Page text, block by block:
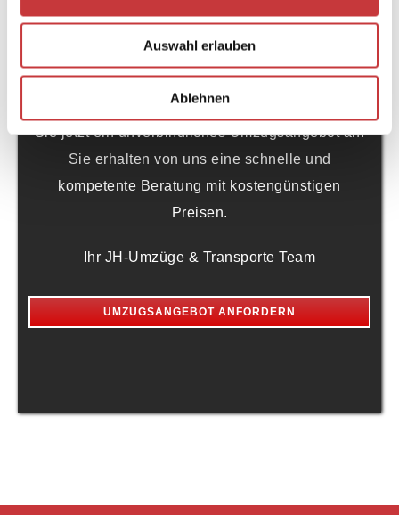
Auswahl erlauben
Ablehnen
Wir sind der richtige Ansprechspartner für Umzüge
in Halle und Umgebung, wir bieten Ihnen unsere
Leistungen Deutschland- und Europaweit! Fordern
Sie jetzt ein unverbindliches Umzugsangebot an.
Sie erhalten von uns eine schnelle und
kompetente Beratung mit kostengünstigen
Preisen.
Ihr JH-Umzüge & Transporte Team
UMZUGSANGEBOT ANFORDERN